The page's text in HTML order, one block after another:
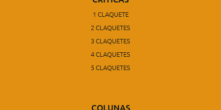
1 CLAQUETE
2 CLAQUETES
3 CLAQUETES
4 CLAQUETES
5 CLAQUETES